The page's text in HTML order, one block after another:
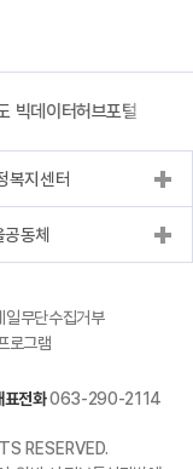
빅데이터허브포털
복지센터
동체
일무단수집거부
로그램
표전화063-290-2114
RESERVED.